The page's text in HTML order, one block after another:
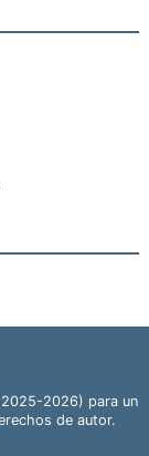
2026) para un
de autor.